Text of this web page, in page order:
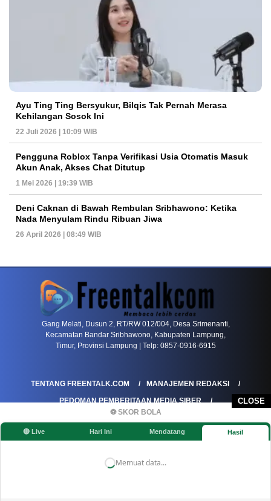
CLOSE
⚽ SKOR BOLA
🔴 Live Hari Ini Mendatang Hasil
Memuat data...
Ayu Ting Ting Bersyukur, Bilqis Tak Pernah Merasa
Kehilangan Sosok Ini
22 Juli 2026 | 10:09 WIB
Pengguna Roblox Tanpa Verifikasi Usia Otomatis Masuk
Akun Anak, Akses Chat Ditutup
1 Mei 2026 | 19:39 WIB
Deni Caknan di Bawah Rembulan Sribhawono: Ketika
Nada Menyulam Rindu Ribuan Jiwa
26 April 2026 | 08:49 WIB
Gang Melati, Dusun 2, RT/RW 012/004, Desa Srimenanti,
Kecamatan Bandar Sribhawono, Kabupaten Lampung,
Timur, Provinsi Lampung | Telp: 0857-0916-6915
TENTANG FREENTALK.COM
MANAJEMEN REDAKSI
PEDOMAN PEMBERITAAN MEDIA SIBER
PEDOMAN PEMBERITAAN RAMAH ANAK
KOREKSI & KLARIFIKASI
KEBIJAKAN IKLAN / ADVERTORIAL